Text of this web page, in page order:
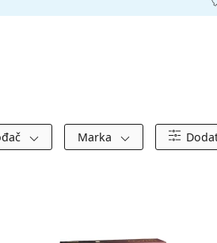
Marka